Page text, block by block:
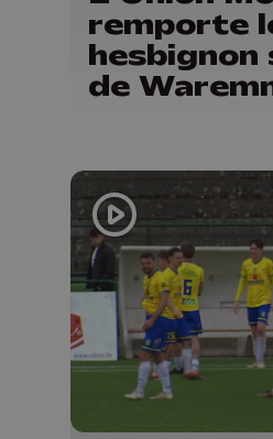
remporte
hesbignon
de